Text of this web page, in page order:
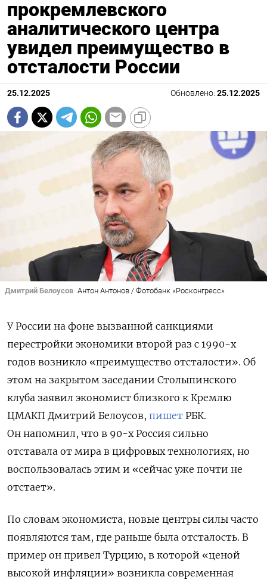
прокремлевского
аналитического центра
увидел преимущество в
отсталости России
25.12.2025 Обновлено: 25.12.2025
Дмитрий Белоусов Антон Антонов / Фотобанк «Росконгресс»
У России на фоне вызванной санкциями
перестройки экономики второй раз с 1990-х
годов возникло «преимущество отсталости». Об
этом на закрытом заседании Столыпинского
клуба заявил экономист близкого к Кремлю
ЦМАКП Дмитрий Белоусов, пишет РБК.
Он напомнил, что в 90-х Россия сильно
отставала от мира в цифровых технологиях, но
воспользовалась этим и «сейчас уже почти не
отстает».
По словам экономиста, новые центры силы часто
появляются там, где раньше была отсталость. В
пример он привел Турцию, в которой «ценой
высокой инфляции» возникла современная